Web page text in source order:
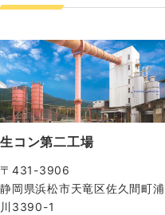
生コン第二工場
〒431-3906
静岡県浜松市天竜区佐久間町浦
川3390-1